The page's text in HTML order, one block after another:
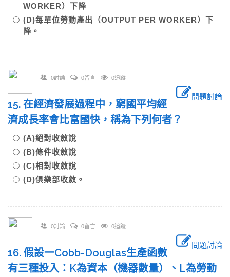
WORKER）下降
(D)每單位勞動產出（OUTPUT PER WORKER）下
降。
0討論 0留言 0追蹤
問題討論
15. 在經濟發展過程中，窮國平均經
濟成長率會比富國快，稱為下列何者？
(A)絕對收斂說
(B)條件收斂說
(C)相對收斂說
(D)俱樂部收斂。
0討論 0留言 0追蹤
問題討論
16. 假設一Cobb-Douglas生產函數
有三種投入：K為資本（機器數量）、L為勞動